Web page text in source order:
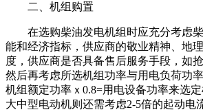
二、机组购置
在选购柴油发电机组时应充分考虑
能和经济指标，供应商的敬业精神、地
度，供应商是否具备售后服务手段，如
然后再考虑所选机组功率与用电负荷功
机组额定功率ｘ0.8=用电设备功率来选
大中型电动机则还需考虑2-5倍的起动电